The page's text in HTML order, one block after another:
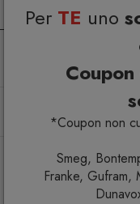
Per TE uno
*Coupon non
Smeg,
Franke, Gufram,
Fly Slim Pl